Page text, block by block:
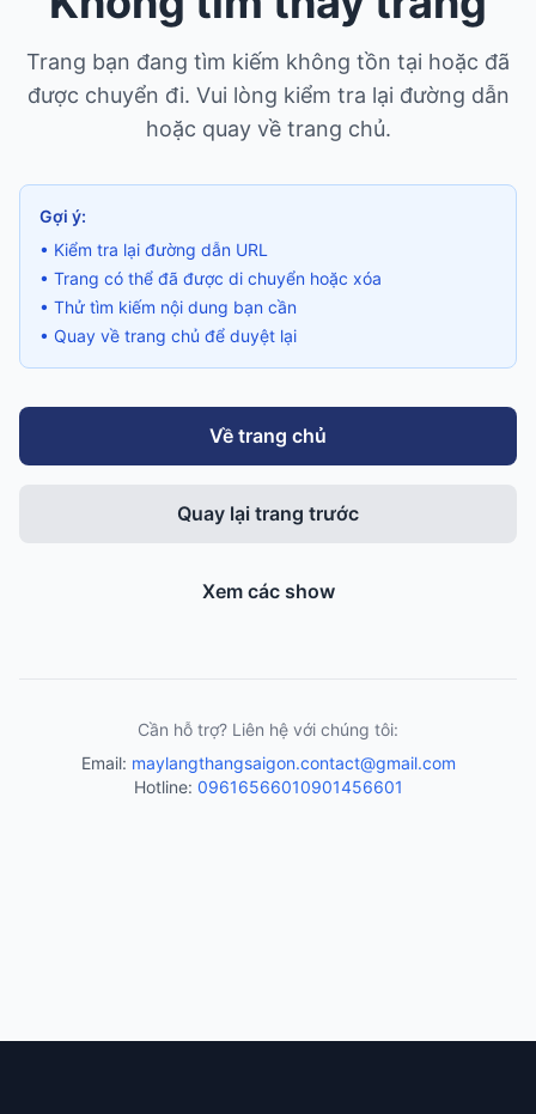
Trang bạn đang tìm kiếm không tồn tại hoặc đã
được chuyển đi. Vui lòng kiểm tra lại đường dẫn
hoặc quay về trang chủ.
Gợi ý:
• Kiểm tra lại đường dẫn URL
• Trang có thể đã được di chuyển hoặc xóa
• Thử tìm kiếm nội dung bạn cần
• Quay về trang chủ để duyệt lại
Về trang chủ
Quay lại trang trước
Xem các show
Cần hỗ trợ? Liên hệ với chúng tôi:
Email: maylangthangsaigon.contact@gmail.com
Hotline: 09616566010901456601